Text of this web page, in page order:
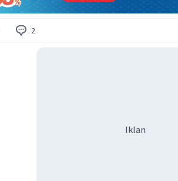
2
Iklan